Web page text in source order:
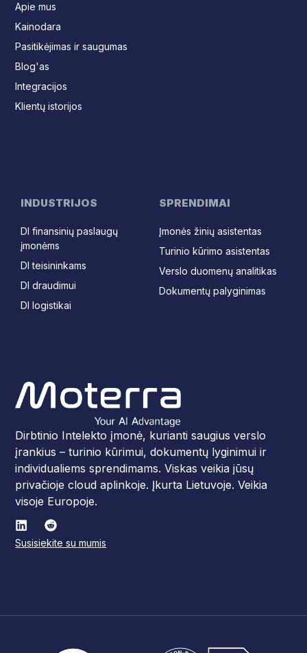
Dirbtinio Intelekto įmonė, kurianti saugius verslo
įrankius – turinio kūrimui, dokumentų lyginimui ir
individualiems sprendimams. Viskas veikia jūsų
privačioje cloud aplinkoje. Įkurta Lietuvoje. Veikia
visoje Europoje.
Susisiekite su mumis
Apie mus
Kainodara
Pasitikėjimas ir saugumas
Blog'as
Integracijos
Klientų istorijos
SPRENDIMAI
Įmonės žinių asistentas
Turinio kūrimo asistentas
Verslo duomenų analitikas
Dokumentų palyginimas
INDUSTRIJOS
DI finansinių paslaugų
įmonėms
DI teisininkams
DI draudimui
DI logistikai